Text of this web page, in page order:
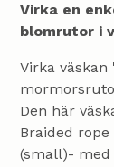
Virka en
blomrutor i
Virka
Den här
Braided
(small)-